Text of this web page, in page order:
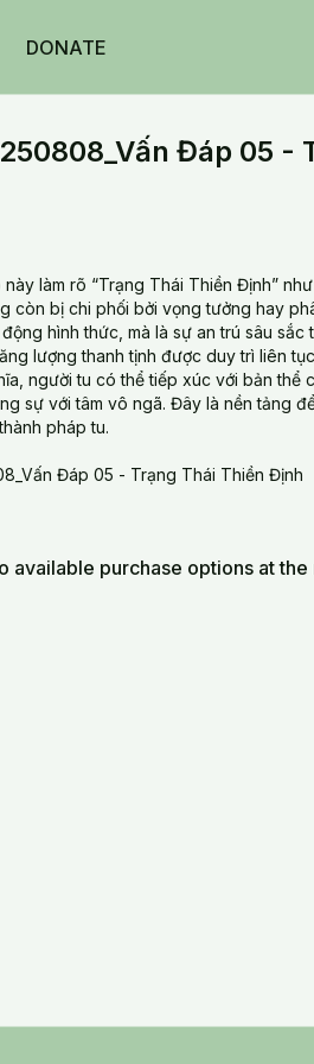
DONATE
Đáp 05 -
làm rõ “Trạng Thái Thiền Định”
còn bị chi phối bởi vọng tưởng hay
hình thức, mà là sự an trú sâu sắc
lượng thanh tịnh được duy trì liên
người tu có thể tiếp xúc với bản thể
sự với tâm vô ngã. Đây là nền tảng
pháp tu.
Đáp 05 - Trạng Thái Thiền Định
available purchase options at